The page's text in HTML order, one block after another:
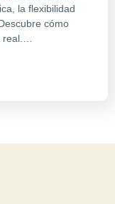
la flexibilidad
cómo